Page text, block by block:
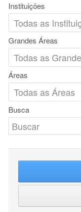
Instituições
Grandes Áreas
Áreas
Busca